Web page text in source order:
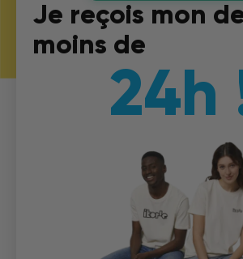
24h
Je reçois mon
moins de